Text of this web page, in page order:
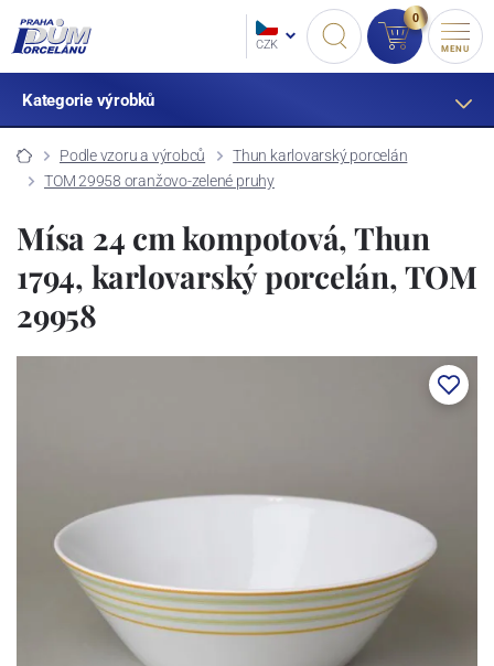
CZK
0
MENU
Kategorie výrobků
Podle vzoru a výrobců
Thun karlovarský porcelán
TOM 29958 oranžovo-zelené pruhy
Mísa 24 cm kompotová, Thun
1794, karlovarský porcelán, TOM
29958